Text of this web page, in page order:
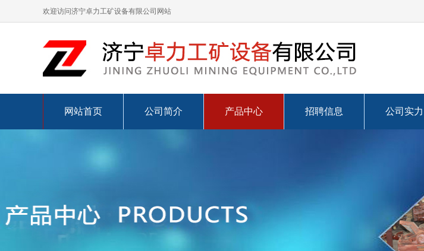
欢迎访问济宁卓力工矿设备有限公司网站
网站首页 公司简介 产品中心 招聘信息 公司实力